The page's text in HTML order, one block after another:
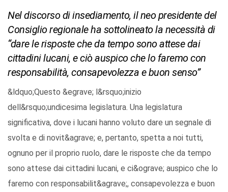
Nel discorso di insediamento, il neo presidente del
Consiglio regionale ha sottolineato la necessità di
“dare le risposte che da tempo sono attese dai
cittadini lucani, e ciò auspico che lo faremo con
responsabilità, consapevolezza e buon senso”
&ldquo;Questo &egrave; l&rsquo;inizio
dell&rsquo;undicesima legislatura. Una legislatura
significativa, dove i lucani hanno voluto dare un segnale di
svolta e di novit&agrave; e, pertanto, spetta a noi tutti,
ognuno per il proprio ruolo, dare le risposte che da tempo
sono attese dai cittadini lucani, e ci&ograve; auspico che lo
faremo con responsabilit&agrave;, consapevolezza e buon